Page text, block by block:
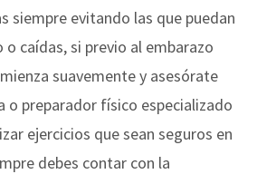
siempre evitando las que puedan
caídas, si previo al embarazo
suavemente y asesórate
o preparador físico especializado
ejercicios que sean seguros en
debes contar con la